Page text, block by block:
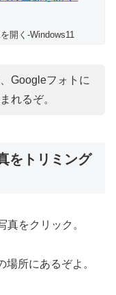
開く-Windows11
Googleフォトに
れるぞ。
をトリミング
真をクリック。
所にあるぞよ。